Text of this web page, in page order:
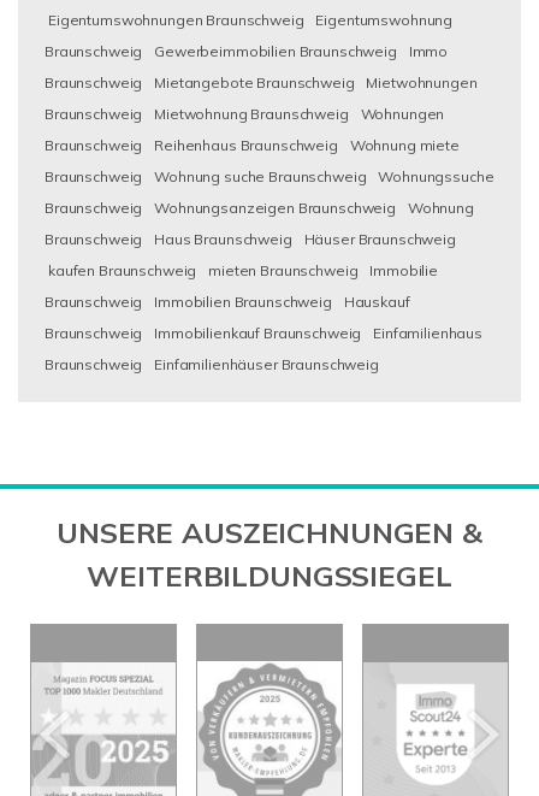
Eigentumswohnungen Braunschweig
Eigentumswohnung
Braunschweig
Gewerbeimmobilien Braunschweig
Immo
Braunschweig
Mietangebote Braunschweig
Mietwohnungen
Braunschweig
Mietwohnung Braunschweig
Wohnungen
Braunschweig
Reihenhaus Braunschweig
Wohnung miete
Braunschweig
Wohnung suche Braunschweig
Wohnungssuche
Braunschweig
Wohnungsanzeigen Braunschweig
Wohnung
Braunschweig
Haus Braunschweig
Häuser Braunschweig
kaufen Braunschweig
mieten Braunschweig
Immobilie
Braunschweig
Immobilien Braunschweig
Hauskauf
Braunschweig
Immobilienkauf Braunschweig
Einfamilienhaus
Braunschweig
Einfamilienhäuser Braunschweig
UNSERE AUSZEICHNUNGEN &
WEITERBILDUNGSSIEGEL